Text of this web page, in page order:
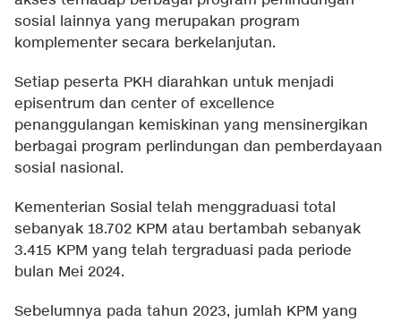
sosial lainnya yang merupakan program
komplementer secara berkelanjutan.
Setiap peserta PKH diarahkan untuk menjadi
episentrum dan center of excellence
penanggulangan kemiskinan yang mensinergikan
berbagai program perlindungan dan pemberdayaan
sosial nasional.
Kementerian Sosial telah menggraduasi total
sebanyak 18.702 KPM atau bertambah sebanyak
3.415 KPM yang telah tergraduasi pada periode
bulan Mei 2024.
Sebelumnya pada tahun 2023, jumlah KPM yang